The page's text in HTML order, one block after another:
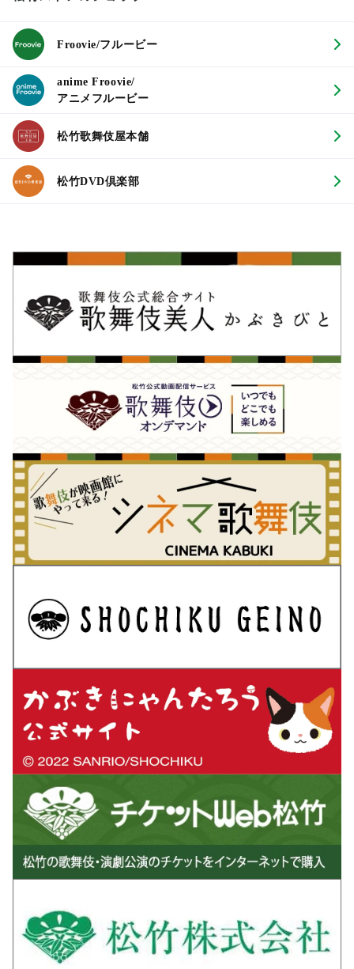
Froovie/フルービー
anime Froovie/
アニメフルービー
松竹歌舞伎屋本舗
松竹DVD倶楽部